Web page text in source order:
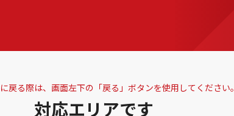
戻る際は、画面左下の「戻る」ボタンを使用してください。
対応エリアです